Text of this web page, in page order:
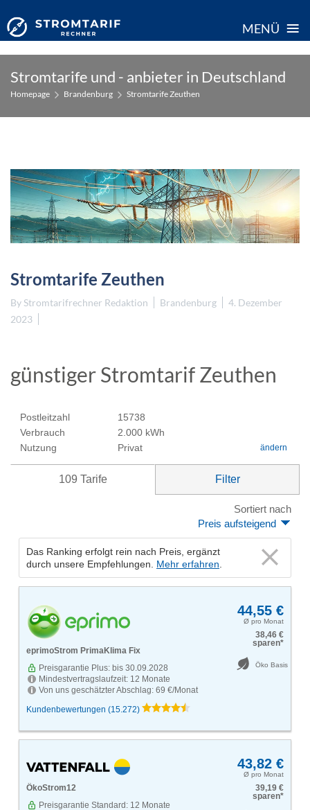
MENÜ ≡
content
Stromtarife und - anbieter in Deutschland
Homepage Brandenburg Stromtarife Zeuthen
Stromtarife Zeuthen
By Stromtarifrechner Redaktion Brandenburg
4. Dezember
2023
günstiger Stromtarif Zeuthen